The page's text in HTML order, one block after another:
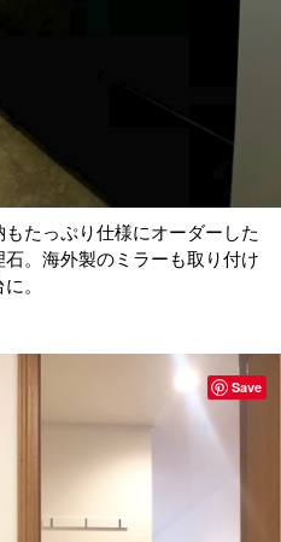
たっぷり仕様にオーダーした
。海外製のミラーも取り付け
。
Save